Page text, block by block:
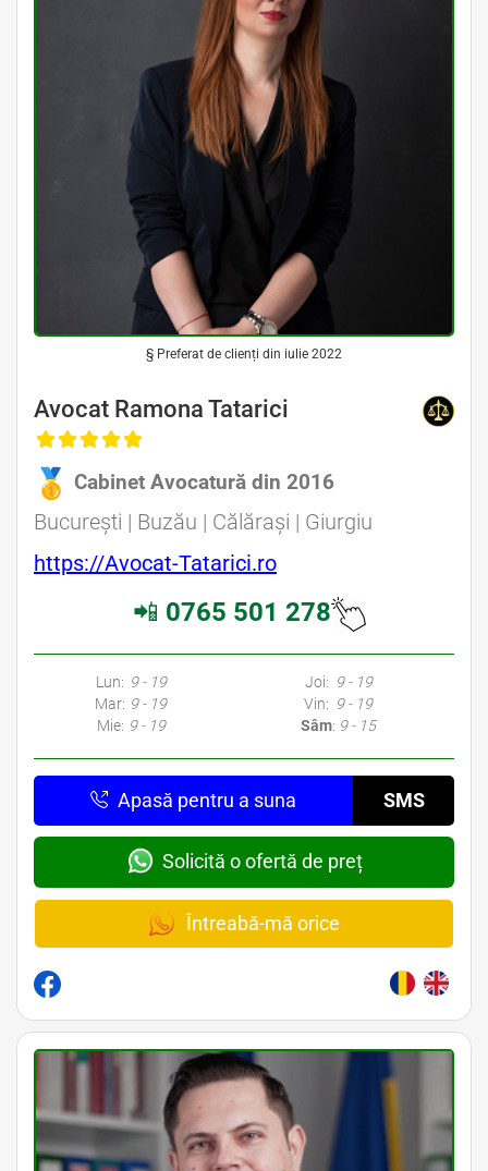
§ Preferat de clienți din iulie 2022
Avocat Ramona Tatarici
Cabinet Avocatură din 2016
București | Buzău | Călărași | Giurgiu
https://Avocat-Tatarici.ro
📲 0765 501 278
Lun: 9 - 19
Mar: 9 - 19
Mie: 9 - 19
Joi: 9 - 19
Vin: 9 - 19
Sâm: 9 - 15
Apasă pentru a suna SMS
Solicită o ofertă de preț
Întreabă-mă orice